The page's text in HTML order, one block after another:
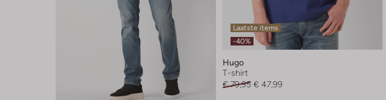
Laatste items
-40%
Hugo
T-shirt
€ 79,95 € 47,99